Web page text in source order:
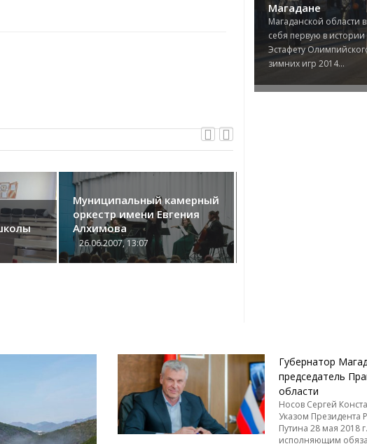
Муниципальный камерный
оркестр имени Евгения
Алхимова
26.06.2007, 13:07
Магадане
Магаданской области
себя первую в
Эстафету
зимних игр 2014...
Губернатор
председатель
области
Носов Сергей
Указом Президента
Путина 28 мая 2018
исполняющим